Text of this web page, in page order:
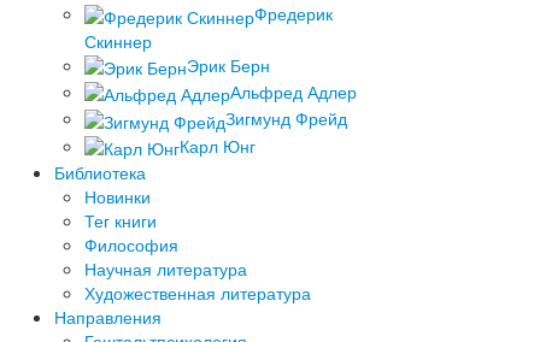
Фредерик
Скиннер
Эрик Берн
Альфред Адлер
Зигмунд Фрейд
Карл Юнг
Библиотека
Новинки
Тег книги
Философия
Научная литература
Художественная литература
Направления